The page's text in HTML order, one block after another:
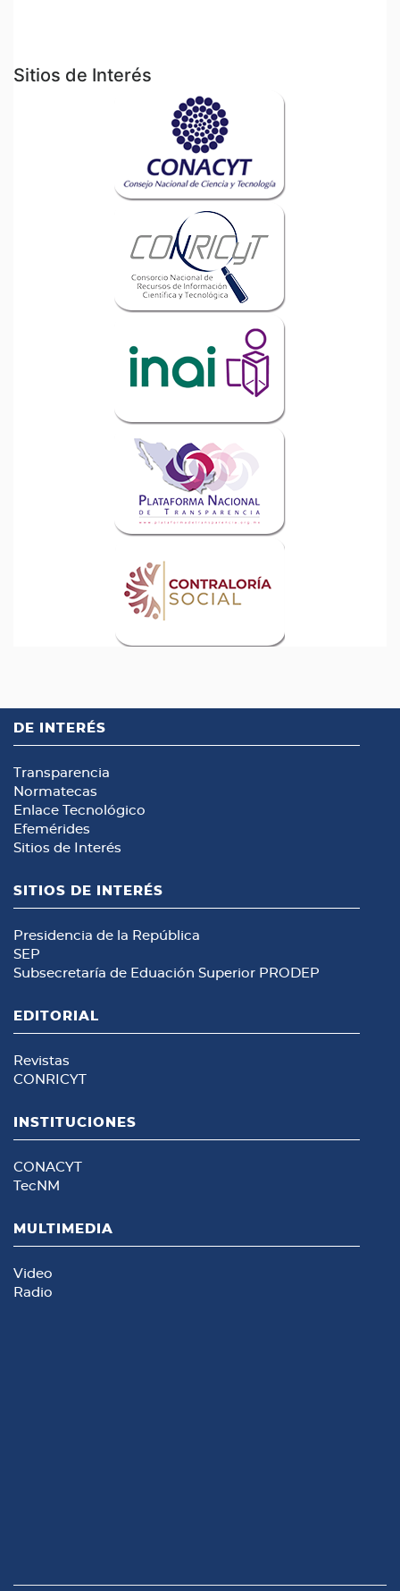
Sitios de Interés
DE INTERÉS
Transparencia
Normatecas
Enlace Tecnológico
Efemérides
Sitios de Interés
SITIOS DE INTERÉS
Presidencia de la República
SEP
Subsecretaría de Eduación Superior PRODEP
EDITORIAL
Revistas
CONRICYT
INSTITUCIONES
CONACYT
TecNM
MULTIMEDIA
Video
Radio